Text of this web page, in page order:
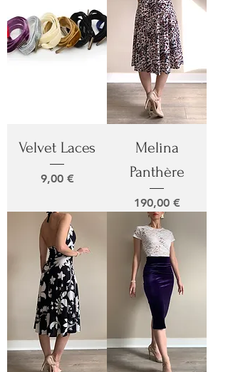
Velvet Laces
Prix
9,00 €
Melina
Panthère
Prix
190,00 €